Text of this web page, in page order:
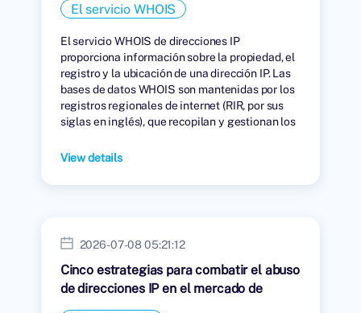
El servicio WHOIS
El servicio WHOIS de direcciones IP
proporciona información sobre la propiedad, el
registro y la ubicación de una dirección IP. Las
bases de datos WHOIS son mantenidas por los
registros regionales de internet (RIR, por sus
siglas en inglés), que recopilan y gestionan los
que se les han asignado direcciones IP.
View details
2026-07-08 05:21:12
Cinco estrategias para combatir el abuso
de direcciones IP en el mercado de
arrendamiento.